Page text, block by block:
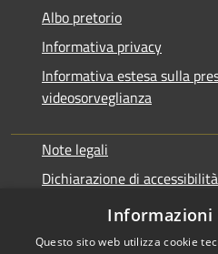
Albo pretorio
Informativa privacy
Informativa estesa sulla
videosorveglianza
Note legali
Dichiarazione di accessibilità
Obbiettivi di accessibilità
Informazioni
Questo sito web utilizza cookie